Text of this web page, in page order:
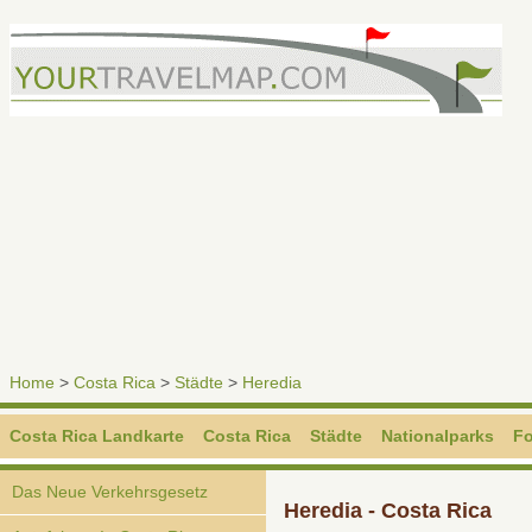
Home > Costa Rica > Städte > Heredia
Costa Rica Landkarte Costa Rica Städte Nationalparks
Das Neue Verkehrsgesetz
Heredia - Costa Rica